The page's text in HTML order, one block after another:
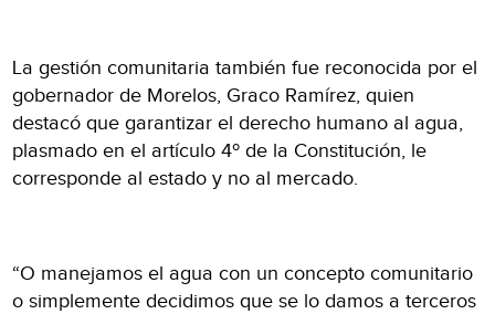
La gestión comunitaria también fue reconocida por el
gobernador de Morelos, Graco Ramírez, quien
destacó que garantizar el derecho humano al agua,
plasmado en el artículo 4º de la Constitución, le
corresponde al estado y no al mercado.
“O manejamos el agua con un concepto comunitario
o simplemente decidimos que se lo damos a terceros